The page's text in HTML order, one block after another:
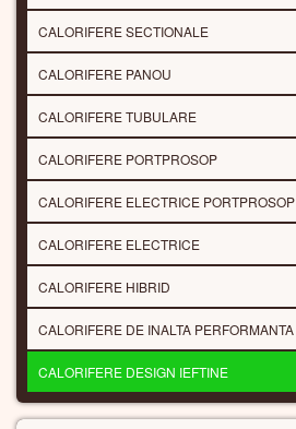
CALORIFERE SECTIONALE
CALORIFERE PANOU
CALORIFERE TUBULARE
CALORIFERE PORTPROSOP
CALORIFERE ELECTRICE PORTPROSOP
CALORIFERE ELECTRICE
CALORIFERE HIBRID
CALORIFERE DE INALTA PERFORMANTA
CALORIFERE DESIGN IEFTINE